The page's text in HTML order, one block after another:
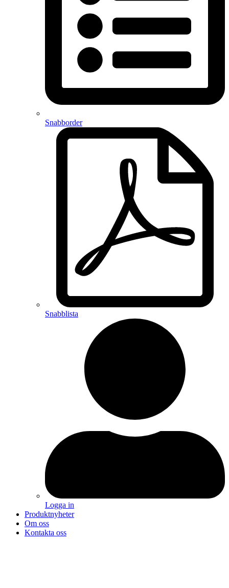
Snabborder
Snabblista
Logga in
Produktnyheter
Om oss
Kontakta oss